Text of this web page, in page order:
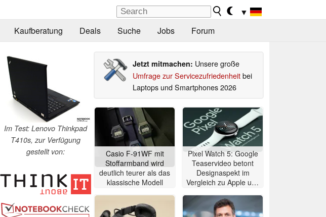
▼
Kaufberatung Deals Suche Jobs Forum
Im Test: Lenovo Thinkpad
T410s, zur Verfügung
gestellt von:
Jetzt mitmachen: Unsere große
Umfrage zur Servicezufriedenheitbei
Laptops und Smartphones 2026
Casio F-91WF mit
Stoffarmband wird
deutlich teurer als das
klassische Modell
Pixel Watch 5: Google
Teaservideo betont
Designaspekt im
Vergleich zu Apple und